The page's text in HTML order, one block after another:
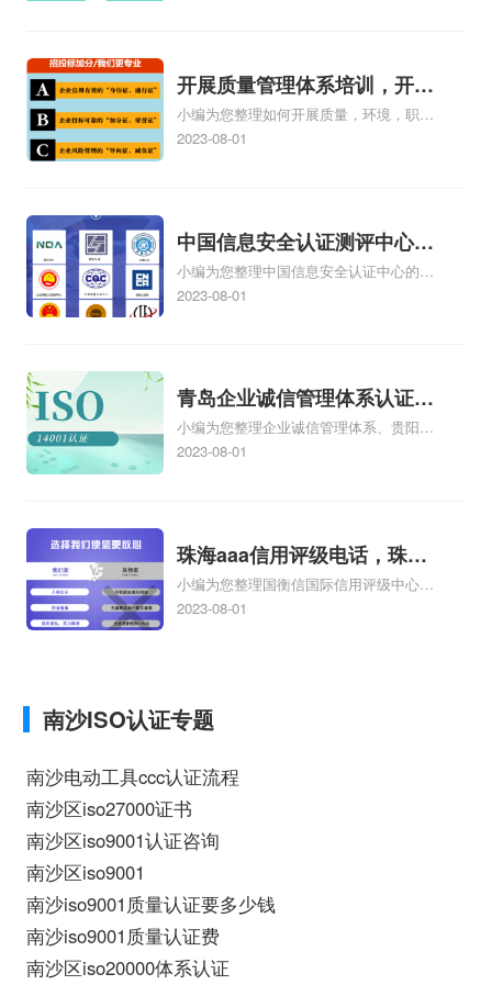
知识，详情可查看下方正文！
开展质量管理体系培训，开展
质量管理体系五大过程培训
小编为您整理如何开展质量，环境，职业
健康安全管理体系培训、营销部如何开展
作.ppt相关iso体系认证知识，详情可查看
下方正文！
2023-08-01
中国信息安全认证测评中心，
信息安全测评认证中心
小编为您整理中国信息安全认证中心的机
构简介、戴尔有没有国家信息安全测评信
全认证中心颁发的信息安全服务资质认证
如何办理、第三方安全测评cma测评机构
为什么这么贵相关iso体系认证知识，详情
可查看下方正文！
2023-08-01
青岛企业诚信管理体系认证，
青岛诚信企业证书
小编为您整理企业诚信管理体系、贵阳企
业诚信管理体系认证怎么样、企业诚信管
情可查看下方正文！
2023-08-01
珠海aaa信用评级电话，珠海
aaa信用评级
小编为您整理国衡信国际信用评级中心
AAA信用评级是什么，AAA信用评级专业
证知识，详情可查看下方正文！
2023-08-01
南沙ISO认证专题
南沙电动工具ccc认证流程
南沙区iso27000证书
南沙区iso9001认证咨询
南沙区iso9001
南沙iso9001质量认证要多少钱
南沙iso9001质量认证费
南沙区iso20000体系认证